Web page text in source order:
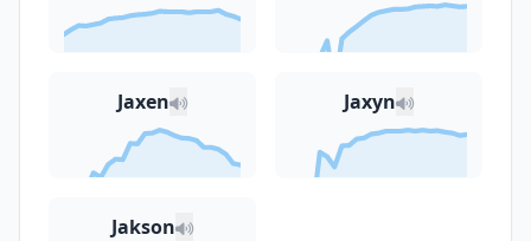
Jaxen Jaxyn
Jakson